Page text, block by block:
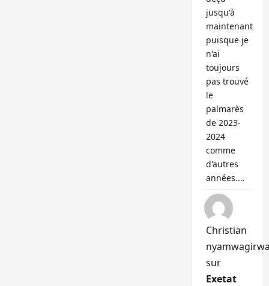
jusqu'à
maintenant
puisque je
n'ai
toujours
pas trouvé
le
palmarès
de 2023-
2024
comme
d'autres
années.…
Christian
sur
Exetat